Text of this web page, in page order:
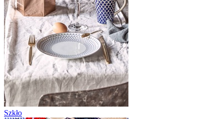
Szkło